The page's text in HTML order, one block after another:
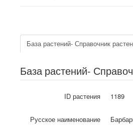
База растений- Справочник
База растений-
ID растения 1189
Русское наименование